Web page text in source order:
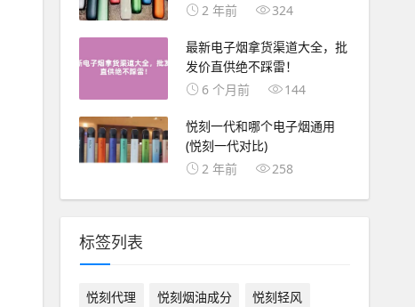
2 年前
324
最新电子烟拿货渠道大全，批
发价直供绝不踩雷！
6 个月前
144
悦刻一代和哪个电子烟通用
(悦刻一代对比)
2 年前
258
标签列表
悦刻代理 悦刻烟油成分
悦刻轻风